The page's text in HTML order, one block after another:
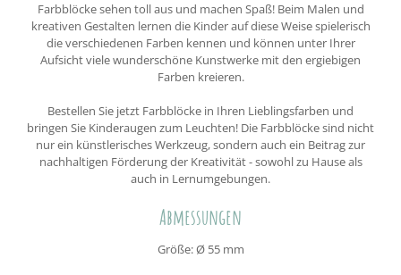
Farbblöcke sehen toll aus und machen Spaß! Beim Malen und
kreativen Gestalten lernen die Kinder auf diese Weise spielerisch
die verschiedenen Farben kennen und können unter Ihrer
Aufsicht viele wunderschöne Kunstwerke mit den ergiebigen
Farben kreieren.
Bestellen Sie jetzt Farbblöcke in Ihren Lieblingsfarben und
bringen Sie Kinderaugen zum Leuchten! Die Farbblöcke sind nicht
nur ein künstlerisches Werkzeug, sondern auch ein Beitrag zur
nachhaltigen Förderung der Kreativität - sowohl zu Hause als
auch in Lernumgebungen.
Abmessungen
Größe: Ø 55 mm